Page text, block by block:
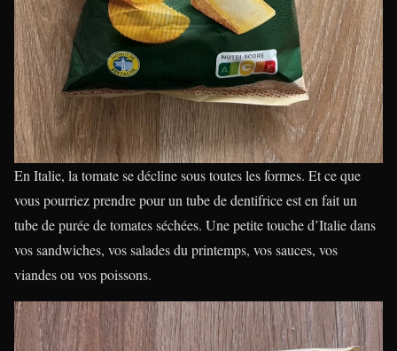
En Italie, la tomate se décline sous toutes les formes. Et ce que
vous pourriez prendre pour un tube de dentifrice est en fait un
tube de purée de tomates séchées. Une petite touche d’Italie dans
vos sandwiches, vos salades du printemps, vos sauces, vos
viandes ou vos poissons.